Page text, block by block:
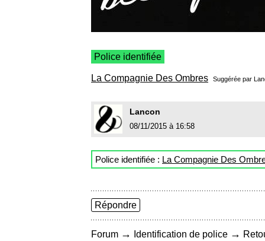
Police identifiée
La Compagnie Des Ombres Suggérée par
Lancon
08/11/2015 à 16:58
Police identifiée : La Compagnie Des
Répondre
Forum → Identification de police →